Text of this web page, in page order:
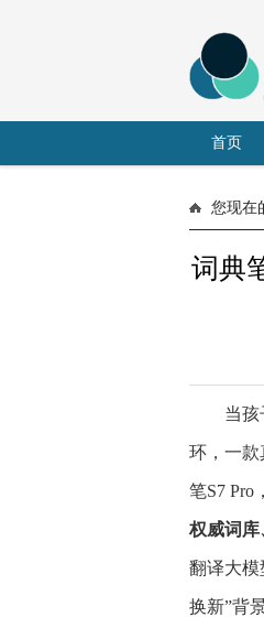
首页
您现在
词典
当
环，一款
笔S7
权威词库
翻译大模
换新”背